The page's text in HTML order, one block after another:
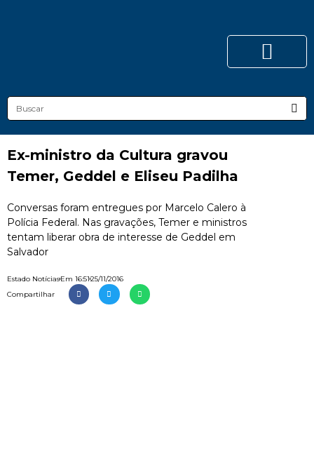
Ex-ministro da Cultura gravou
Temer, Geddel e Eliseu Padilha
Conversas foram entregues por Marcelo Calero à
Polícia Federal. Nas gravações, Temer e ministros
tentam liberar obra de interesse de Geddel em
Salvador
Estado NotíciasEm 16:5125/11/2016
Compartilhar